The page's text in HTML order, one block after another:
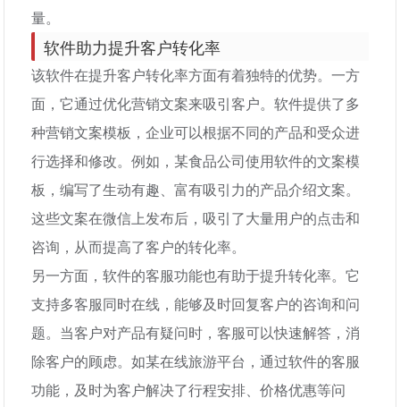
量。
软件助力提升客户转化率
该软件在提升客户转化率方面有着独特的优势。一方
面，它通过优化营销文案来吸引客户。软件提供了多
种营销文案模板，企业可以根据不同的产品和受众进
行选择和修改。例如，某食品公司使用软件的文案模
板，编写了生动有趣、富有吸引力的产品介绍文案。
这些文案在微信上发布后，吸引了大量用户的点击和
咨询，从而提高了客户的转化率。
另一方面，软件的客服功能也有助于提升转化率。它
支持多客服同时在线，能够及时回复客户的咨询和问
题。当客户对产品有疑问时，客服可以快速解答，消
除客户的顾虑。如某在线旅游平台，通过软件的客服
功能，及时为客户解决了行程安排、价格优惠等问